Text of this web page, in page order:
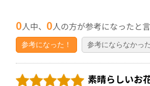
0人中、0人の方が参考になったと言
参考になった！ 参考にならなかった
素晴らしいお